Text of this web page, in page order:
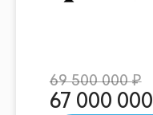
69 500 000
67 000 000